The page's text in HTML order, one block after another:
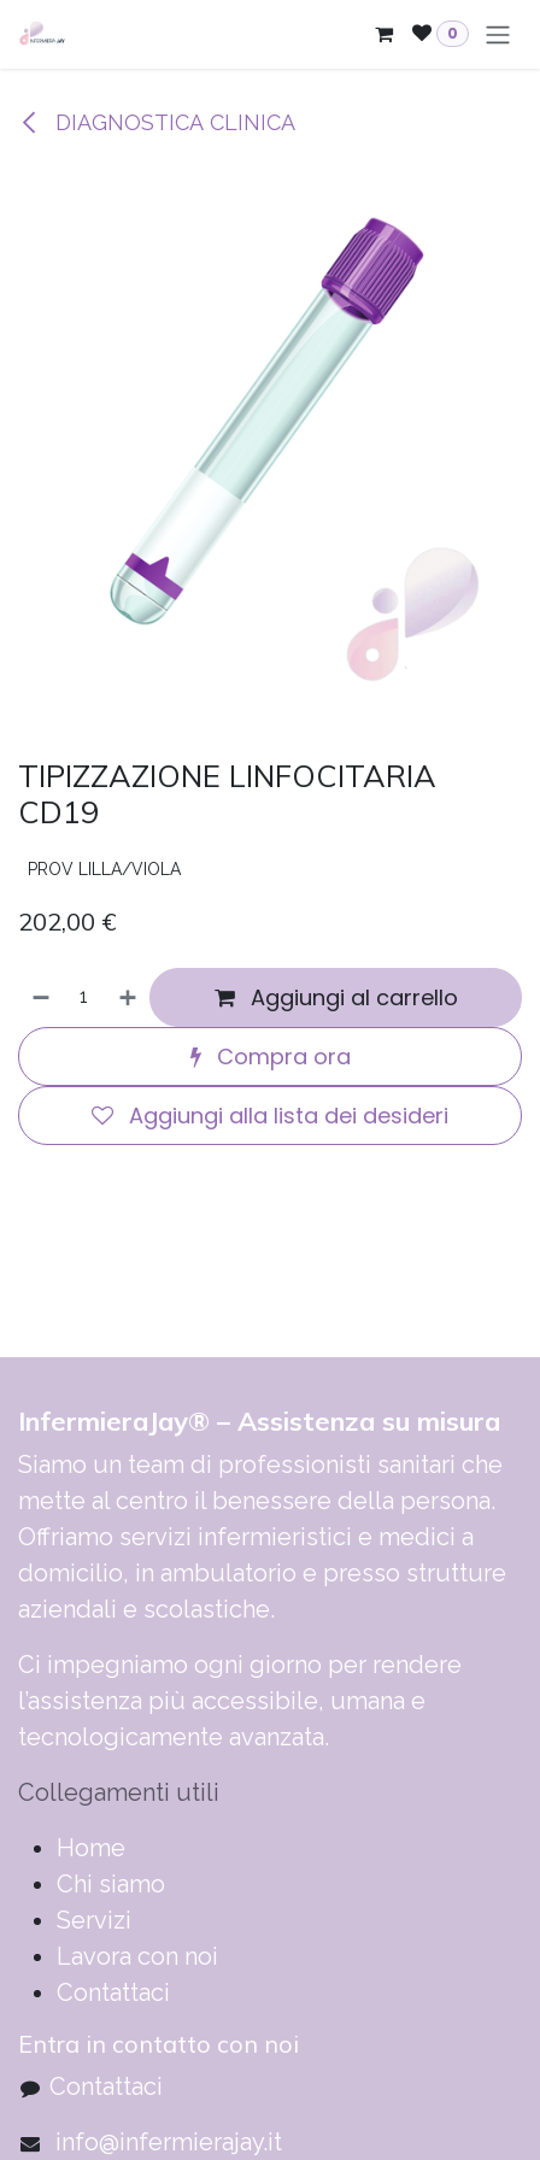
Passa al contenuto
0
DIAGNOSTICA CLINICA
TIPIZZAZIONE LINFOCITARIA
CD19
PROV LILLA/VIOLA
202,00 €
Aggiungi al carrello
Compra ora
Aggiungi alla lista dei desideri
InfermieraJay® – Assistenza su misura
Siamo un team di professionisti sanitari che
mette al centro il benessere della persona.
Offriamo servizi infermieristici e medici a
domicilio, in ambulatorio e presso strutture
aziendali e scolastiche.
Ci impegniamo ogni giorno per rendere
l’assistenza più accessibile, umana e
tecnologicamente avanzata.
Collegamenti utili
​​​​​​​​​​​​​​​​H​o​m​e
Chi siamo
Servizi
Lavora con noi
Contattaci
Entra in contatto con noi
Contattaci
info@infermierajay.it